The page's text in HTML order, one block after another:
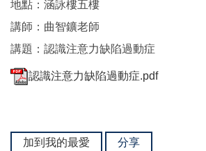
地點：涵詠樓五樓
講師：曲智鑛老師
講題：認識注意力缺陷過動症
認識注意力缺陷過動症.pdf
加到我的最愛 分享